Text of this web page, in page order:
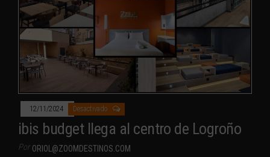
12/11/2024 Desactivado
ibis budget llega al centro de Logroño
Por ORIOL@ZOOMDESTINOS.COM